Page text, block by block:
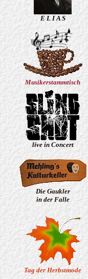
E L I A S
Musikerstammtisch
live in Concert
Die Gaukler
in der Falle
Tag der Herbstmode